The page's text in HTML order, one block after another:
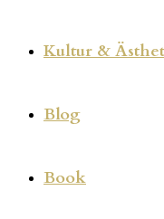
Kultur &
Blog
Book